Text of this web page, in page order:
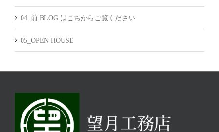
04_前 BLOG はこちからご覧ください
05_OPEN HOUSE